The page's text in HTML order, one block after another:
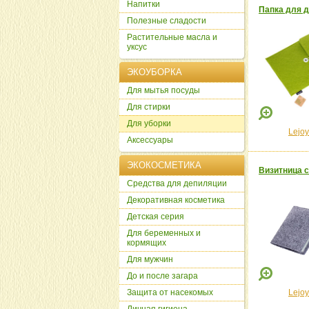
Папка для
Визитница
Напитки
Полезные сладости
Растительные масла и
уксус
ЭКОУБОРКА
Для мытья посуды
Для стирки
Для уборки
Аксессуары
ЭКОКОСМЕТИКА
Cредства для депиляции
Декоративная косметика
Детская серия
Для беременных и
кормящих
Для мужчин
До и после загара
Защита от насекомых